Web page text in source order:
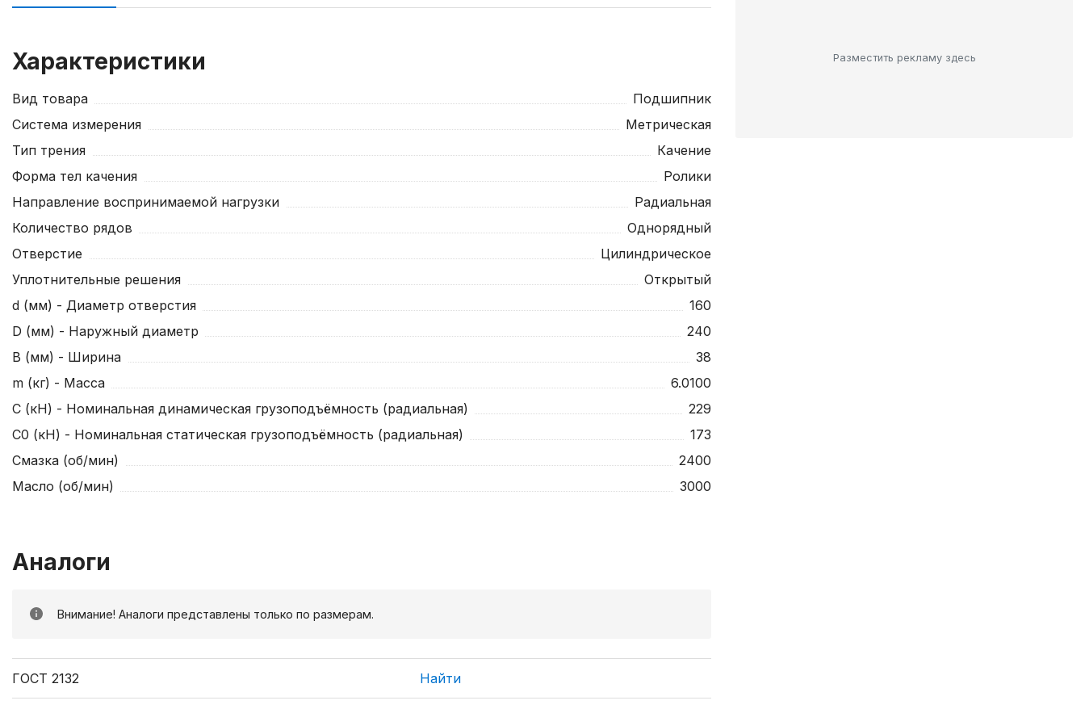
Характеристики
Вид товара
Подшипник
Система измерения
Метрическая
Тип трения
Качение
Форма тел качения
Ролики
Направление воспринимаемой нагрузки
Радиальная
Количество рядов
Однорядный
Отверстие
Цилиндрическое
Уплотнительные решения
Открытый
d (мм) - Диаметр отверстия
160
D (мм) - Наружный диаметр
240
B (мм) - Ширина
38
m (кг) - Масса
6.0100
C (кН) - Номинальная динамическая грузоподъёмность (радиальная)
229
C0 (кН) - Номинальная статическая грузоподъёмность (радиальная)
173
Смазка (об/мин)
2400
Масло (об/мин)
3000
Аналоги
Внимание! Аналоги представлены только по размерам.
ГОСТ 2132 Найти
Разместить рекламу здесь